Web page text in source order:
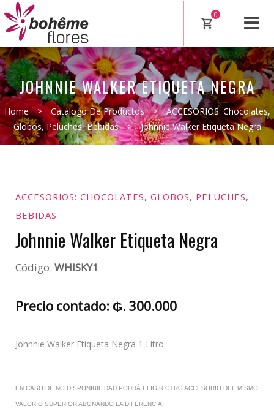
0
JOHNNIE WALKER ETIQUETA NEGRA
Home > Catálogo De Productos >
ACCESORIOS: Chocolates,
Globos, Peluches, Bebidas
> Johnnie Walker Etiqueta Negra
ACCESORIOS: CHOCOLATES, GLOBOS, PELUCHES,
BEBIDAS
Johnnie Walker Etiqueta Negra
Código: WHISKY1
Precio contado: ₲. 300.000
Johnnie Walker Etiqueta Negra 1 Litro
EN CASO DE NO DISPONIBILIDAD PODRÁ ELIGIR OTRO ACCESORIO DEL MISMO
VALOR O SUPERIOR ABONANDO LA DIFERENCIA.